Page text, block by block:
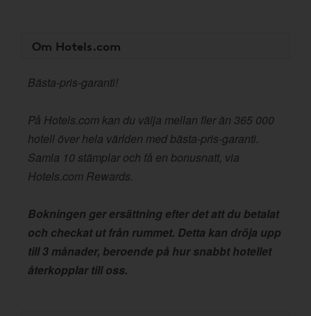
Om Hotels.com
Bästa-pris-garanti!
På Hotels.com kan du välja mellan fler än 365 000
hotell över hela världen med bästa-pris-garanti.
Samla 10 stämplar och få en bonusnatt, via
Hotels.com Rewards.
Bokningen ger ersättning efter det att du betalat
och checkat ut från rummet. Detta kan dröja upp
till 3 månader, beroende på hur snabbt hotellet
återkopplar till oss.